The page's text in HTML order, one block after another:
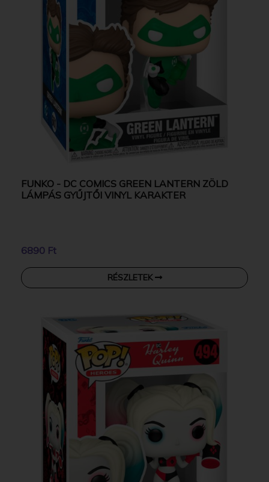
FUNKO - DC COMICS GREEN LANTERN ZÖLD
LÁMPÁS GYŰJTŐI VINYL KARAKTER
6890 Ft
RÉSZLETEK